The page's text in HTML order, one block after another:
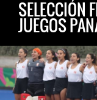
SELECCIÓN
JUEGOS